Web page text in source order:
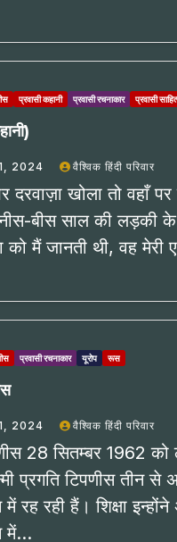
प्रवासी कहानी प्रवासी रचनाकार प्रवासी
2024 वैश्विक हिंदी परिवार
दरवाज़ा खोला तो वहाँ पर
बीस साल की लड़की
को मैं जानती थी, वह
प्रवासी रचनाकार यूरोप रूस
2024 वैश्विक हिंदी परिवार
28 सितम्बर 1962
प्रगति टिपणीस तीन
रह रही हैं। शिक्षा इन्होंने
में…